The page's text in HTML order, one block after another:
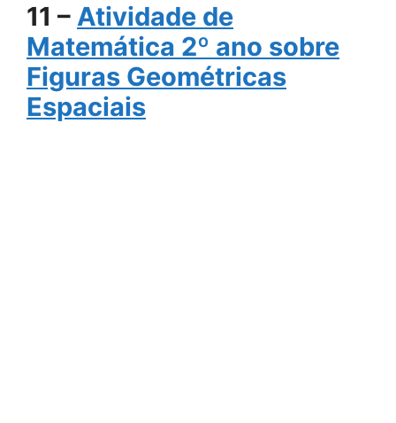
11 – Atividade de
Matemática 2º ano sobre
Figuras Geométricas
Espaciais